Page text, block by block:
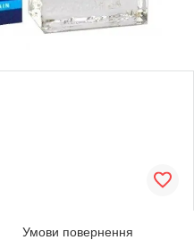
Умови повернення